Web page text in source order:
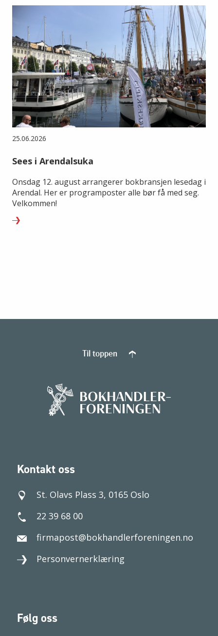
25.06.2026
Sees i Arendalsuka
Onsdag 12. august arrangerer bokbransjen lesedag i
Arendal. Her er programposter alle bør få med seg.
Velkommen!
Kontakt oss
St. Olavs Plass 3, 0165 Oslo
22 39 68 00
firmapost@bokhandlerforeningen.no
Personvernerklæring
Følg oss
Til toppen